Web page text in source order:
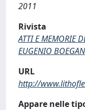
2011
Rivista
ATTI E MEMORIE
EUGENIO BOEGAN
URL
http://
Appare nelle